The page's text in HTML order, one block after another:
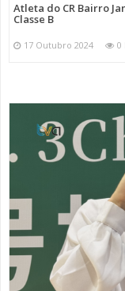
Atleta do CR Bairro
Classe B
17 Outubro 2024 0